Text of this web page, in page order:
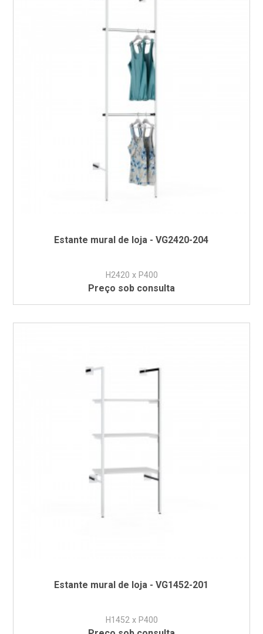
Estante mural de loja - VG2420-204
H2420 x P400
Preço sob consulta
Estante mural de loja - VG1452-201
H1452 x P400